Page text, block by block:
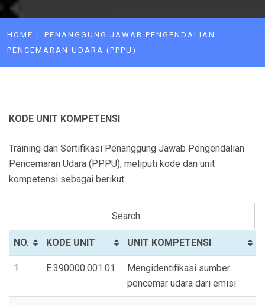
HOME
PENANGGUNG JAWAB PENGENDALIAN
PENCEMARAN UDARA (PPPU)
KODE UNIT KOMPETENSI
Training dan Sertifikasi Penanggung Jawab Pengendalian
Pencemaran Udara (PPPU), meliputi kode dan unit
kompetensi sebagai berikut:
Search:
NO. KODE UNIT UNIT KOMPETENSI
1. E.390000.001.01
Mengidentifikasi sumber
pencemar udara dari emisi